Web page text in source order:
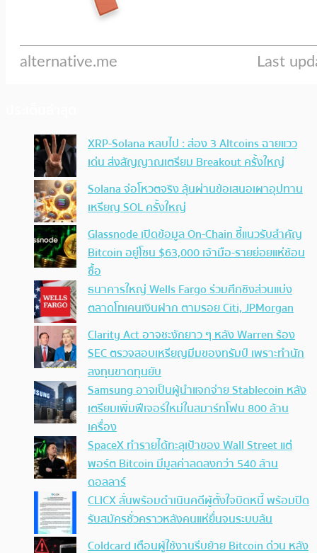
XRP-Solana หลบไป : ส่อง 3 Altcoins ฉายแวว
เด่น ส่งสัญญาณเตรียม Breakout ครั้งใหญ่
Solana จ่อโหวตจริง ลุ้นผ่านข้อเสนอเผาอุปทาน
เหรียญ SOL ครั้งใหญ่
Glassnode เปิดข้อมูล On-Chain ชี้แนวรับสำคัญ
Bitcoin อยู่โซน $63,000 เจ้ามือ-รายย่อยแห่ช้อน
ซื้อ
ธนาคารใหญ่ Wells Fargo ร่วมศึกชิงส่วนแบ่ง
ตลาดโทเคนเงินฝาก ตามรอย Citi, JPMorgan
Clarity Act อาจชะงักยาว ๆ หลัง Warren ร้อง
SEC ตรวจสอบเหรียญมีมของทรัมป์ เพราะทำนัก
ลงทุนขาดทุนยับ
Samsung อาจเป็นผู้นำแจกจ่าย Stablecoin หลัง
เตรียมเพิ่มฟีเจอร์ใหม่ในสมาร์ทโฟน 800 ล้าน
เครื่อง
SpaceX ทำรายได้ทะลุเป้าของ Wall Street แต่
พอร์ต Bitcoin มีมูลค่าลดลงกว่า 540 ล้าน
ดอลลาร์
CLICX ลั่นพร้อมดำเนินคดีผู้ตั้งใจบิดหนี้ พร้อมปิด
รับสมัครชั่วคราวหลังคนแห่ยื่นจนระบบล้น
Coldcard เตือนผู้ใช้งานรีบย้าย Bitcoin ด่วน หลัง